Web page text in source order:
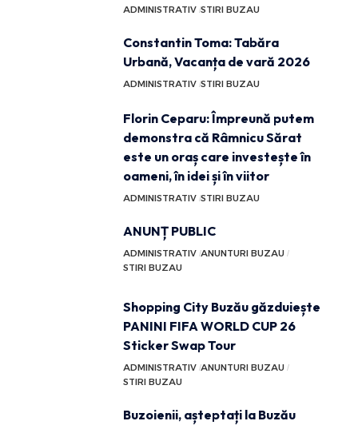
ADMINISTRATIV STIRI BUZAU
Constantin Toma: Tabăra
Urbană, Vacanța de vară 2026
ADMINISTRATIV STIRI BUZAU
Florin Ceparu: Împreună putem
demonstra că Râmnicu Sărat
este un oraș care investește în
oameni, în idei și în viitor
ADMINISTRATIV STIRI BUZAU
ANUNȚ PUBLIC
ADMINISTRATIV ANUNTURI BUZAU
STIRI BUZAU
Shopping City Buzău găzduiește
PANINI FIFA WORLD CUP 26
Sticker Swap Tour
ADMINISTRATIV ANUNTURI BUZAU
STIRI BUZAU
Buzoienii, așteptați la Buzău